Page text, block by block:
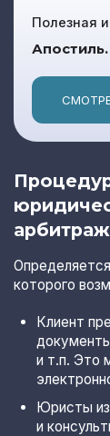
Полезная
которого
Клиент
и т.п. Это
Юристы
и